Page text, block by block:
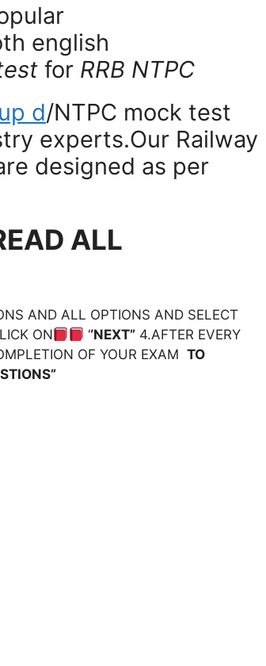
english
for RRB NTPC
d/NTPC mock test
experts.Our Railway
designed as per
ALL
AND ALL OPTIONS AND SELECT
ON
‘‘NEXT”4.AFTER EVERY
OF YOUR EXAM TO